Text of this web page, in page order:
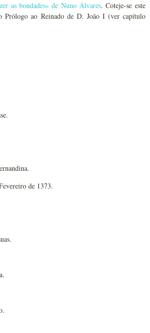
as bondades» de Nuno Álvares. Coteje-se este
Prólogo ao Reinado de D. João I (ver capítulo
de 1373.